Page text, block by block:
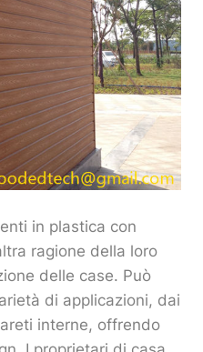
in plastica con
ragione della loro
delle case. Può
di applicazioni, dai
interne, offrendo